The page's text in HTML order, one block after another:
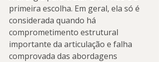
primeira escolha. Em geral, ela só é
considerada quando há
comprometimento estrutural
importante da articulação e falha
comprovada das abordagens